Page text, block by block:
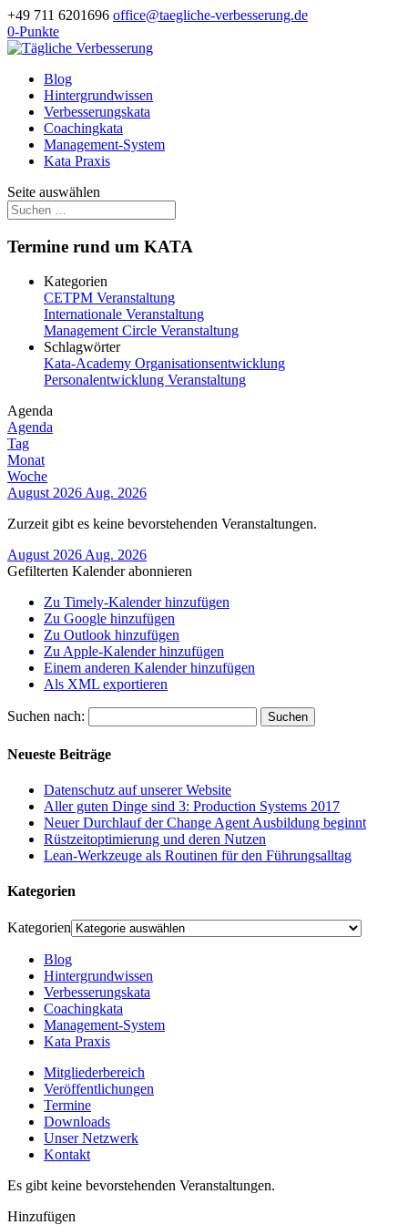
+49 711 6201696 office@taegliche-verbesserung.de
0-Punkte
Blog
Hintergrundwissen
Verbesserungskata
Coachingkata
Management-System
Kata Praxis
Seite auswählen
Termine rund um KATA
Kategorien
CETPM Veranstaltung
Internationale Veranstaltung
Management Circle Veranstaltung
Schlagwörter
Kata-Academy Organisationsentwicklung
Personalentwicklung Veranstaltung
Agenda
Agenda
Tag
Monat
Woche
August 2026Aug. 2026
Zurzeit gibt es keine bevorstehenden Veranstaltungen.
August 2026Aug. 2026
Gefilterten Kalender abonnieren
Zu Timely-Kalender hinzufügen
Zu Google hinzufügen
Zu Outlook hinzufügen
Zu Apple-Kalender hinzufügen
Einem anderen Kalender hinzufügen
Als XML exportieren
Suchen nach:
Neueste Beiträge
Datenschutz auf unserer Website
Aller guten Dinge sind 3: Production Systems 2017
Neuer Durchlauf der Change Agent Ausbildung beginnt
Rüstzeitoptimierung und deren Nutzen
Lean-Werkzeuge als Routinen für den Führungsalltag
Kategorien
Kategorien
Blog
Hintergrundwissen
Verbesserungskata
Coachingkata
Management-System
Kata Praxis
Mitgliederbereich
Veröffentlichungen
Termine
Downloads
Unser Netzwerk
Kontakt
Es gibt keine bevorstehenden Veranstaltungen.
Hinzufügen